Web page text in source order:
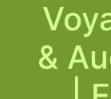
&